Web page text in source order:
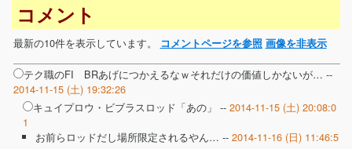
コメント
最新の10件を表示しています。 コメントページを参照 画像を非表示
テク職のFI BRあげにつかえるなｗそれだけの価値しかないが… --
2014-11-15 (土) 19:32:26
キュイプロウ・ビブラスロッド「あの」 -- 2014-11-15 (土) 20:08:0
1
お前らロッドだし場所限定されるやん… -- 2014-11-16 (日) 11:46:5